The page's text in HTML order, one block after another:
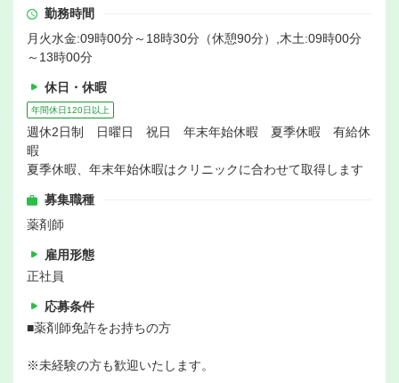
勤務時間
月火水金:09時00分～18時30分（休憩90分）,木土:09時00分
～13時00分
休日・休暇
年間休日120日以上
週休2日制 日曜日 祝日 年末年始休暇 夏季休暇 有給休
暇
夏季休暇、年末年始休暇はクリニックに合わせて取得します
募集職種
薬剤師
雇用形態
正社員
応募条件
■薬剤師免許をお持ちの方
※未経験の方も歓迎いたします。